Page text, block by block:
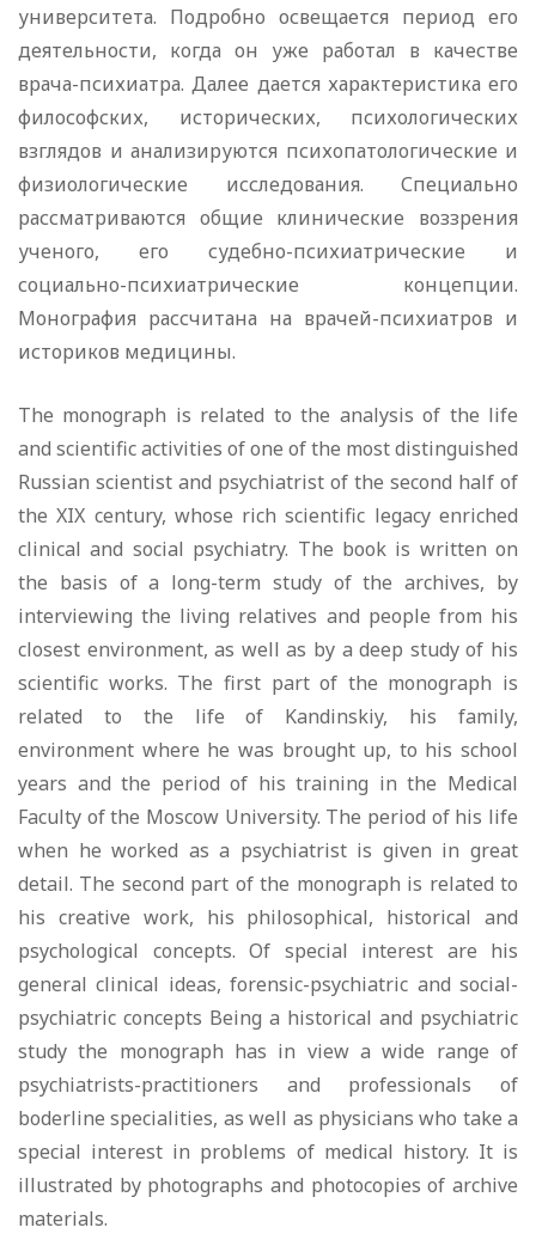
университета. Подробно освещается период его
деятельности, когда он уже работал в качестве
врача-психиатра. Далее дается характеристика его
философских, исторических, психологических
взглядов и анализируются психопатологические и
физиологические исследования. Специально
рассматриваются общие клинические воззрения
ученого, его судебно-психиатрические и
социально-психиатрические концепции.
Монография рассчитана на врачей-психиатров и
историков медицины.
The monograph is related to the analysis of the life
and scientific activities of one of the most distinguished
Russian scientist and psychiatrist of the second half of
the XIX century, whose rich scientific legacy enriched
clinical and social psychiatry. The book is written on
the basis of a long-term study of the archives, by
interviewing the living relatives and people from his
closest environment, as well as by a deep study of his
scientific works. The first part of the monograph is
related to the life of Kandinskiy, his family,
environment where he was brought up, to his school
years and the period of his training in the Medical
Faculty of the Moscow University. The period of his life
when he worked as a psychiatrist is given in great
detail. The second part of the monograph is related to
his creative work, his philosophical, historical and
psychological concepts. Of special interest are his
general clinical ideas, forensic-psychiatric and social-
psychiatric concepts Being a historical and psychiatric
study the monograph has in view a wide range of
psychiatrists-practitioners and professionals of
boderline specialities, as well as physicians who take a
special interest in problems of medical history. It is
illustrated by photographs and photocopies of archive
materials.